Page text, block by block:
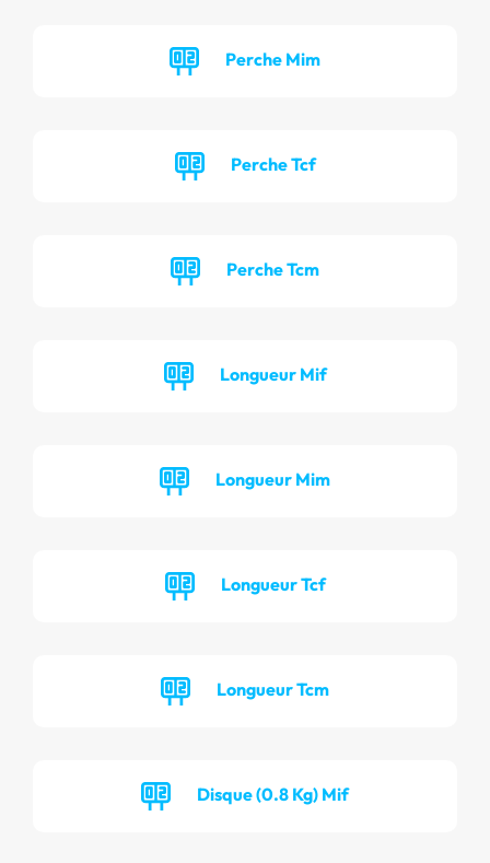
Perche Mim
Perche Tcf
Perche Tcm
Longueur Mif
Longueur Mim
Longueur Tcf
Longueur Tcm
Disque (0.8 Kg) Mif